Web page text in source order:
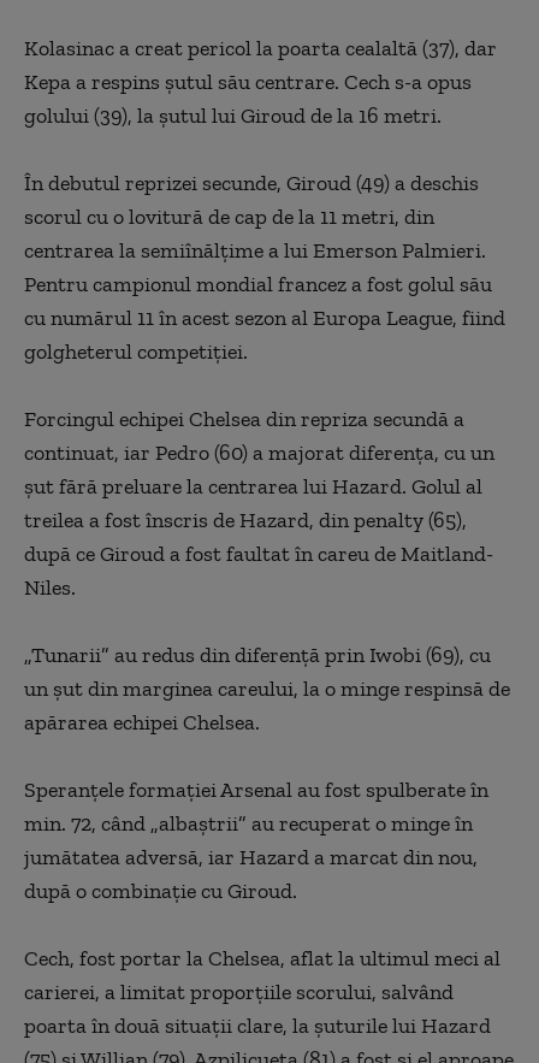
Kolasinac a creat pericol la poarta cealaltă (37), dar
Kepa a respins şutul său centrare. Cech s-a opus
golului (39), la şutul lui Giroud de la 16 metri.
În debutul reprizei secunde, Giroud (49) a deschis
scorul cu o lovitură de cap de la 11 metri, din
centrarea la semiînălţime a lui Emerson Palmieri.
Pentru campionul mondial francez a fost golul său
cu numărul 11 în acest sezon al Europa League, fiind
golgheterul competiţiei.
Forcingul echipei Chelsea din repriza secundă a
continuat, iar Pedro (60) a majorat diferenţa, cu un
şut fără preluare la centrarea lui Hazard. Golul al
treilea a fost înscris de Hazard, din penalty (65),
după ce Giroud a fost faultat în careu de Maitland-
Niles.
„Tunarii” au redus din diferenţă prin Iwobi (69), cu
un şut din marginea careului, la o minge respinsă de
apărarea echipei Chelsea.
Speranţele formaţiei Arsenal au fost spulberate în
min. 72, când „albaştrii” au recuperat o minge în
jumătatea adversă, iar Hazard a marcat din nou,
după o combinaţie cu Giroud.
Cech, fost portar la Chelsea, aflat la ultimul meci al
carierei, a limitat proporţiile scorului, salvând
poarta în două situaţii clare, la şuturile lui Hazard